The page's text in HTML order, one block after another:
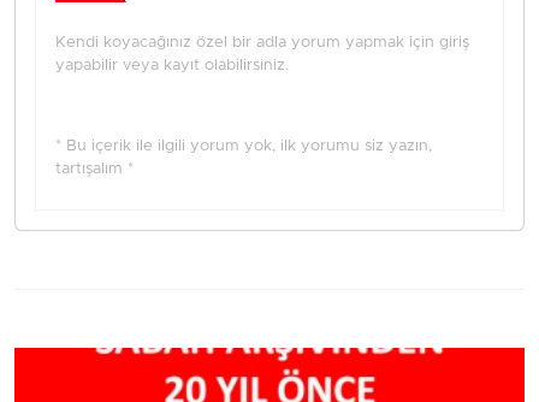
Kendi koyacağınız özel bir adla yorum yapmak için giriş
yapabilir veya kayıt olabilirsiniz.
* Bu içerik ile ilgili yorum yok, ilk yorumu siz yazın,
tartışalım *